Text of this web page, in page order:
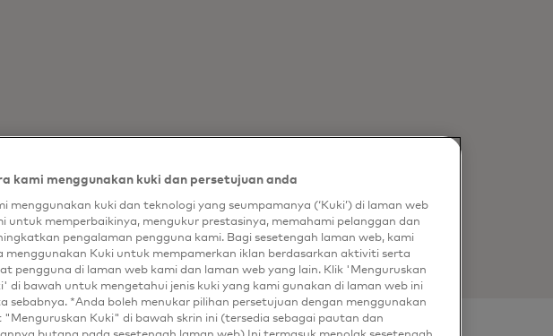
kami menggunakan kuki dan persetujuan anda
menggunakan kuki dan teknologi yang seumpamanya (‘Kuki’) di laman web
untuk memperbaikinya, mengukur prestasinya, memahami pelanggan dan
pengalaman pengguna kami. Bagi sesetengah laman web, kami
menggunakan Kuki untuk mempamerkan iklan berdasarkan aktiviti serta
pengguna di laman web kami dan laman web yang lain. Klik 'Menguruskan
di bawah untuk mengetahui jenis kuki yang kami gunakan di laman web ini
sebabnya. *Anda boleh menukar pilihan persetujuan dengan menggunakan
"Menguruskan Kuki" di bawah skrin ini (tersedia sebagai pautan dan